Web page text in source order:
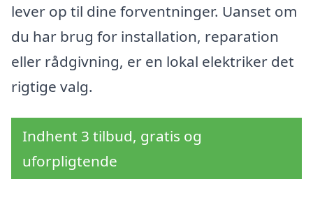
lever op til dine forventninger. Uanset om
du har brug for installation, reparation
eller rådgivning, er en lokal elektriker det
rigtige valg.
Indhent 3 tilbud, gratis og
uforpligtende